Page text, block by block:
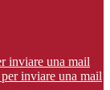
inviare una mail
inviare una mail